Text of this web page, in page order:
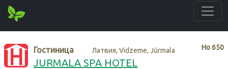
Нo650
Гостиница Латвия, Vidzeme, Jūrmala
JURMALA SPA HOTEL